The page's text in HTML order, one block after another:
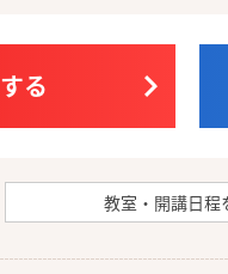
る
教室・開講日程